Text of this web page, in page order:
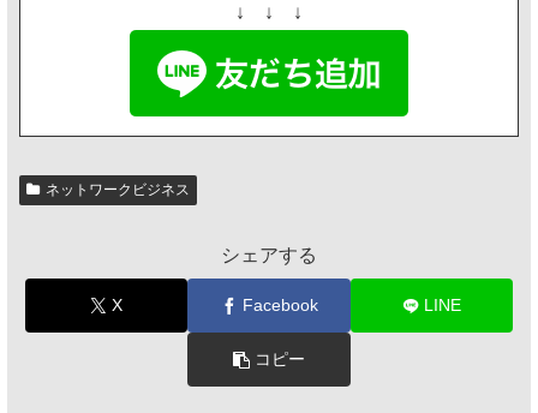
↓ ↓ ↓
ネットワークビジネス
シェアする
X Facebook LINE
コピー